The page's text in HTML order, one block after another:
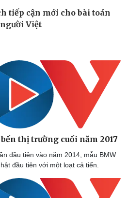
Công nghệ
Sành điệu
Tin Công nghệ
Trải nghiệm
thị trường cuối năm 2017
đầu tiên vào năm 2014, mẫu BMW
đầu tiên với một loạt cả tiến.